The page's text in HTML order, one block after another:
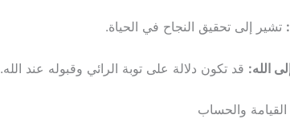
تشير إلى تحقيق النجاح في الحياة.
الله: قد تكون دلالة على توبة الرائي وقبوله عند الله.
والحساب